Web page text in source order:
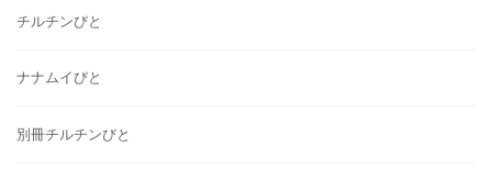
チルチンびと
ナナムイびと
別冊チルチンびと